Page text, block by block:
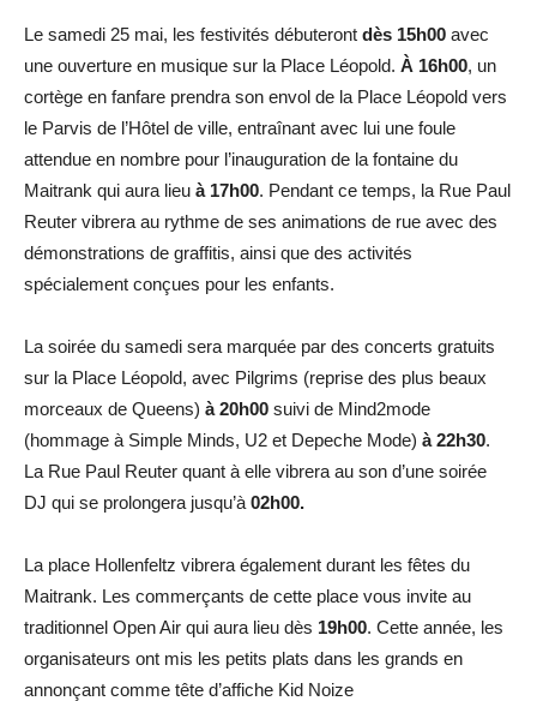
Le samedi 25 mai, les festivités débuteront dès 15h00 avec
une ouverture en musique sur la Place Léopold. À 16h00, un
cortège en fanfare prendra son envol de la Place Léopold vers
le Parvis de l’Hôtel de ville, entraînant avec lui une foule
attendue en nombre pour l’inauguration de la fontaine du
Maitrank qui aura lieu à 17h00. Pendant ce temps, la Rue Paul
Reuter vibrera au rythme de ses animations de rue avec des
démonstrations de graffitis, ainsi que des activités
spécialement conçues pour les enfants.
La soirée du samedi sera marquée par des concerts gratuits
sur la Place Léopold, avec Pilgrims (reprise des plus beaux
morceaux de Queens) à 20h00 suivi de Mind2mode
(hommage à Simple Minds, U2 et Depeche Mode) à 22h30.
La Rue Paul Reuter quant à elle vibrera au son d’une soirée
DJ qui se prolongera jusqu’à 02h00.
La place Hollenfeltz vibrera également durant les fêtes du
Maitrank. Les commerçants de cette place vous invite au
traditionnel Open Air qui aura lieu dès 19h00. Cette année, les
organisateurs ont mis les petits plats dans les grands en
annonçant comme tête d’affiche Kid Noize